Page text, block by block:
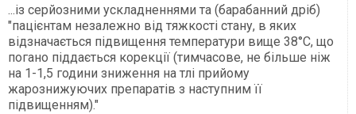
...із серйозними ускладненнями та (барабанний дріб)
"пацієнтам незалежно від тяжкості стану, в яких
відзначається підвищення температури вище 38°С, що
погано піддається корекції (тимчасове, не більше ніж
на 1-1,5 години зниження на тлі прийому
жарознижуючих препаратів з наступним її
підвищенням)."